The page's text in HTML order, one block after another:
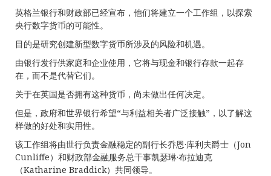
英格兰银行和财政部已经宣布，他们将建立一个工作组，以探索
央行数字货币的可能性。
目的是研究创建新型数字货币所涉及的风险和机遇。
由银行发行供家庭和企业使用，它将与现金和银行存款一起存
在，而不是代替它们。
关于在英国是否拥有这种货币，尚未做出任何决定。
但是，政府和世界银行希望“与利益相关者广泛接触”，以了解这
样做的好处和实用性。
该工作组将由世行负责金融稳定的副行长乔恩·库利夫爵士（Jon
Cunliffe）和财政部金融服务总干事凯瑟琳·布拉迪克
（Katharine Braddick）共同领导。